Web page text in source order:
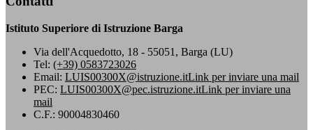
Istituto Superiore di Istruzione Barga
Via dell'Acquedotto, 18 - 55051, Barga (LU)
Tel: (+39) 0583723026
Email: LUIS00300X@istruzione.itLink per inviare una mail
PEC: LUIS00300X@pec.istruzione.itLink per inviare una
mail
C.F.: 90004830460